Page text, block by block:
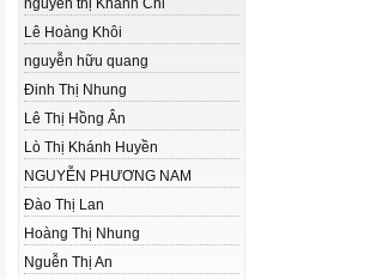
nguyễn thị Khánh Chi
Lê Hoàng Khôi
nguyễn hữu quang
Đinh Thị Nhung
Lê Thị Hồng Ân
Lò Thị Khánh Huyền
NGUYỄN PHƯƠNG NAM
Đào Thị Lan
Hoàng Thị Nhung
Nguễn Thị An